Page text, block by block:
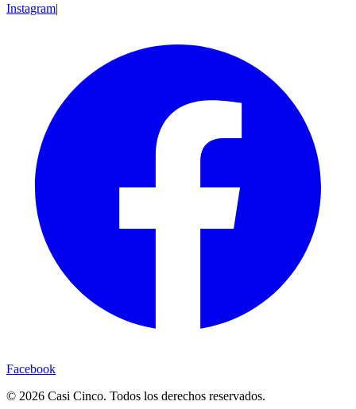
Instagram|
Facebook
© 2026 Casi Cinco. Todos los derechos reservados.